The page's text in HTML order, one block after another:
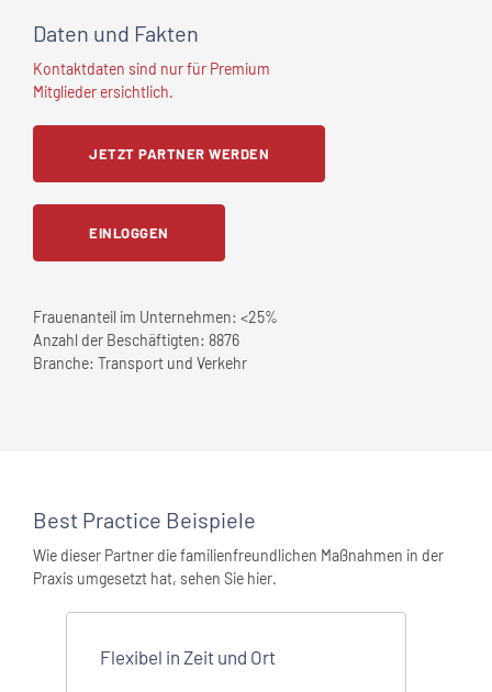
Daten und Fakten
Kontaktdaten sind nur für Premium
Mitglieder ersichtlich.
JETZT PARTNER WERDEN
EINLOGGEN
Frauenanteil im Unternehmen: <25%
Anzahl der Beschäftigten: 8876
Branche: Transport und Verkehr
Best Practice Beispiele
Wie dieser Partner die familienfreundlichen Maßnahmen in der
Praxis umgesetzt hat, sehen Sie hier.
Flexibel in Zeit und Ort